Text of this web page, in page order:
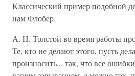
Классический пример подобной
нам Флобер.
А. Н. Толстой во время работы
Те, кто не делают этого, пусть
произносить... так, что все